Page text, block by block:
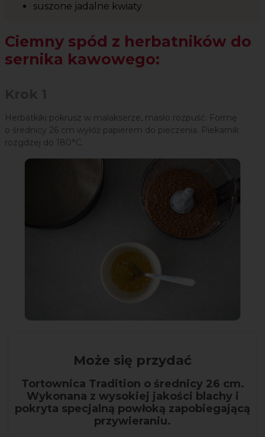
suszone jadalne kwiaty
Ciemny spód z herbatników do
sernika kawowego:
Herbatkiki pokrusz w malakserze, masło rozpuść. Formę
o średnicy 26 cm wyłóż papierem do pieczenia. Piekarnik
rozgdzej do 180°C.
Może się przydać
Tortownica Tradition o średnicy 26 cm.
Wykonana z wysokiej jakości blachy i
pokryta specjalną powłoką zapobiegającą
przywieraniu.